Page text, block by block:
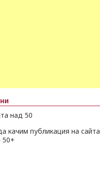
над 50
качим публикация на сайта
50+